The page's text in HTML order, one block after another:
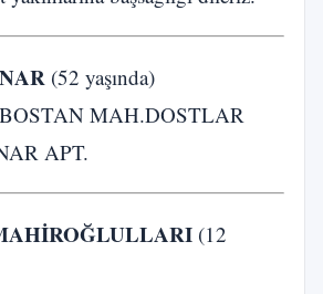
(52 yaşında)
MAH.DOSTLAR
APT.
(12